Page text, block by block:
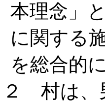
本理念」
に関する
を総合的
２ 村は、